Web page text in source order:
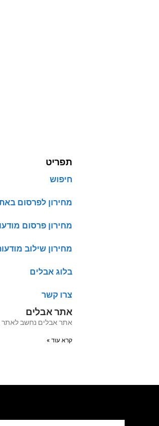
תפריט
חיפוש
מחירון לפרסום
מחירון פרסום
מחירון שילוב
בלוג אבלים
צרו קשר
אתר אבלים
אתר אבלים נחשב לאתר הנפוץ בישראל
קרא עוד »